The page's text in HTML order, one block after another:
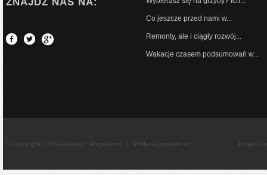
Co jeszcze przed nami w...
Remonty, ale i ciągły rozwój...
Wakacje czasem podsumowań w...
© Copyright 2026 eRawa.pl Regulamin | Polityka prywatnosci Projekt i